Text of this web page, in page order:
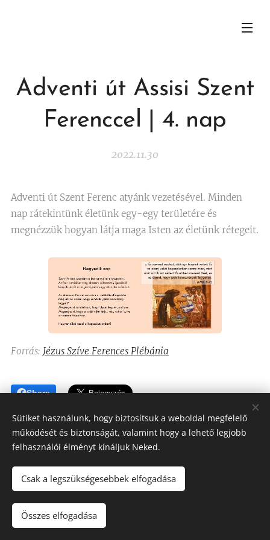
Adventi út Assisi Szent
Ferenccel | 4. nap
2022.11.30
Adventi út Szent Ferenc atyánk vezetésével. Minden
nap rátekintünk életünk egy-egy területére és
megnézzük hogyan látja maga Isten az életünk rétegeit.
Forrás: Jézus Szíve Ferences Plébánia
Share
Assisi Szent Ferenc Betegápoló Nővérei
Sütiket használunk, hogy biztosítsuk a weboldal megfelelő
működését és biztonságát, valamint hogy a lehető legjobb
felhasználói élményt kínáljuk Neked.
Csak a legszükségesebbek elfogadása
Összes elfogadása